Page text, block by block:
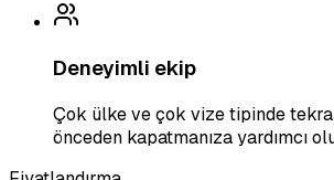
Deneyimli ekip
Çok ülke ve çok vize tipinde
önceden kapatmanıza yardımcı